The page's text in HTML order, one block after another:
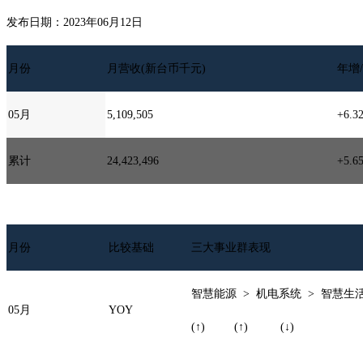
发布日期：2023年06月12日
月份 月营收(新台币千元) 年增
05月 5,109,505
累计 24,423,496
月份 比较基础 三大事业群表现
05月 YOY
智慧能源 > 机电系统 > 智慧生
(↑) (↑) (↓)